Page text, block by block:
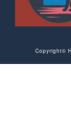
Copyright©︎